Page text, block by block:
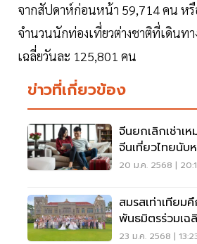
จากสัปดาห์ก่อนหน้า 59,714 คน ห
จำนวนนักท่องเที่ยวต่างชาติที่เดินทา
เฉลี่ยวันละ 125,801 คน
ข่าวที่เกี่ยวข้อง
จีนยกเลิกเช่าเ
จีนเที่ยวไทยนับ
20 ม.ค. 2568 |
สมรสเท่าเทียม
พันธมิตรร่วมเฉ
23 ม.ค.-14 ก.พ
23 ม.ค. 2568 |